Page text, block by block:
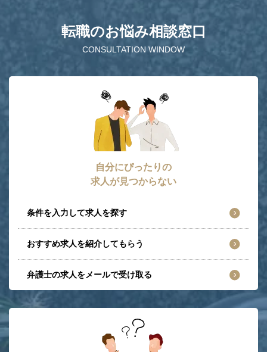
CONSULTATION WINDOW
転職のお悩み相談窓口
自分にぴったりの
求人が見つからない
条件を入力して求人を探す
おすすめ求人を紹介してもらう
弁護士の求人をメールで受け取る